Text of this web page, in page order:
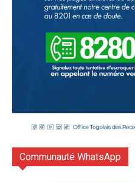
Communauté WhatsApp